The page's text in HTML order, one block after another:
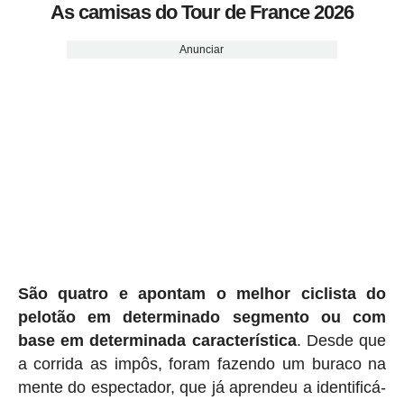
As camisas do Tour de France 2026
Anunciar
São quatro e apontam o melhor ciclista do
pelotão em determinado segmento ou com
base em determinada característica. Desde que
a corrida as impôs, foram fazendo um buraco na
mente do espectador, que já aprendeu a identificá-